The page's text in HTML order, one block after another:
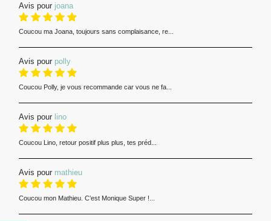
Avis pour joana
Coucou ma Joana, toujours sans complaisance, re...
Avis pour polly
Coucou Polly, je vous recommande car vous ne fa...
Avis pour lino
Coucou Lino, retour positif plus plus, tes préd...
Avis pour mathieu
Coucou mon Mathieu. C’est Monique Super !...